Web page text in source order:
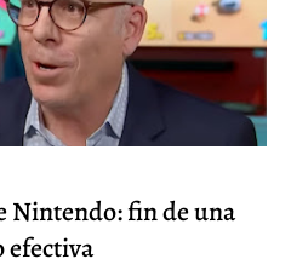
Nintendo: fin de una
efectiva